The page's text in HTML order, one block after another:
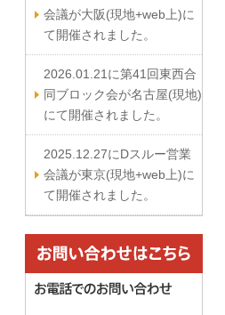
会議が大阪(現地+web上)に
て開催されました。
2026.01.21に第41回東西合
同ブロック会が名古屋(現地)
にて開催されました。
2025.12.27にDスルー営業
会議が東京(現地+web上)に
て開催されました。